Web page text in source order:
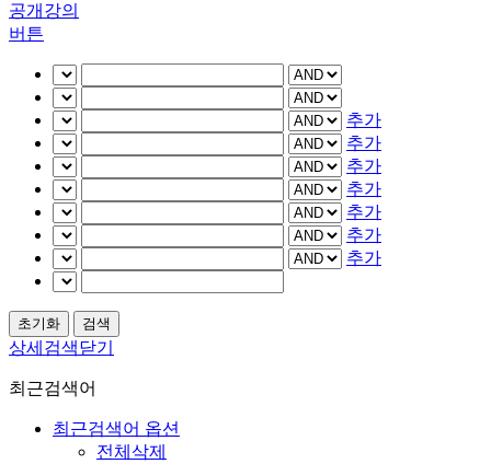
공개강의
버튼
추가
추가
추가
추가
추가
추가
추가
상세검색닫기
최근검색어
최근검색어 옵션
전체삭제